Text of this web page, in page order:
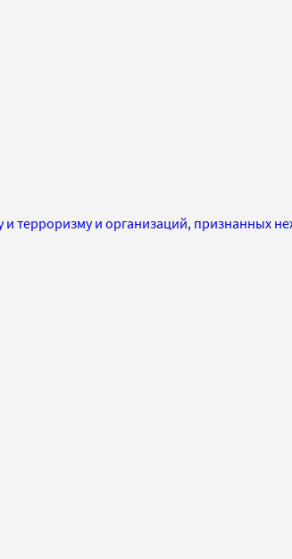
и терроризму и организаций, признанных